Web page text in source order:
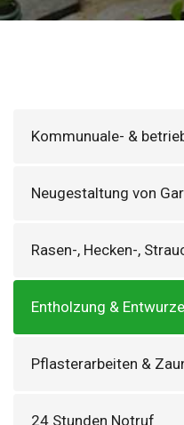
Kommunuale- &
Neugestaltung von
Rasen-, Hecken-,
Entholzung &
Pflasterarbeiten &
24 Stunden Notruf